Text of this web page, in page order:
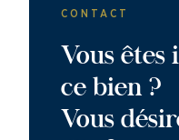
CONTACT
Vous êtes intéressé par
ce bien ?
Vous